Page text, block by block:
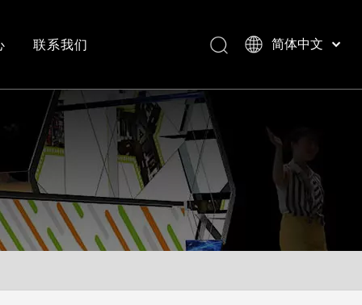
常见问答
成功案例视频
联系我们 简体中文
العربية
日本語
Pусский
Nederlands
Português
Deutsch